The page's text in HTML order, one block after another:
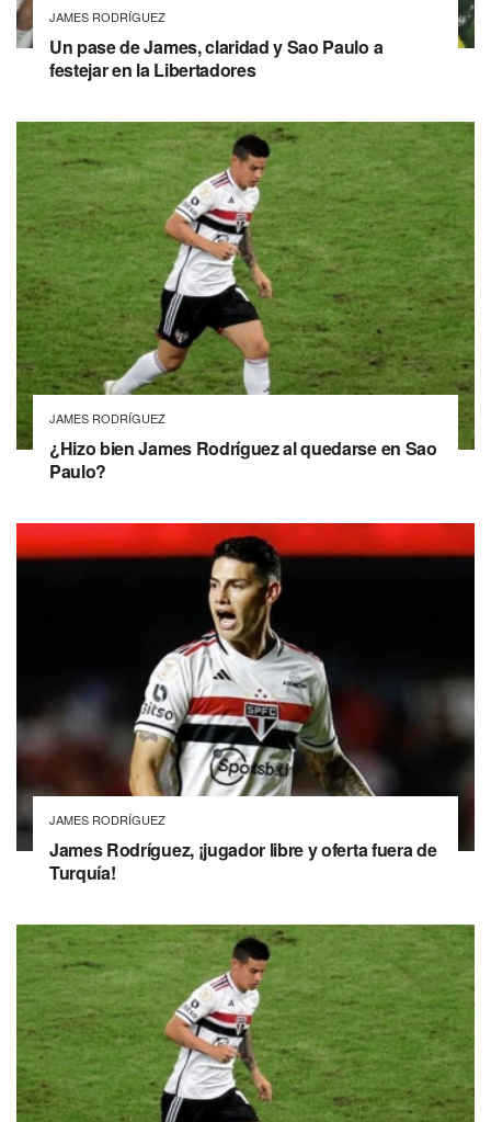
JAMES RODRÍGUEZ
Un pase de James, claridad y Sao Paulo a
festejar en la Libertadores
JAMES RODRÍGUEZ
¿Hizo bien James Rodríguez al quedarse en Sao
Paulo?
JAMES RODRÍGUEZ
James Rodríguez, ¡jugador libre y oferta fuera de
Turquía!